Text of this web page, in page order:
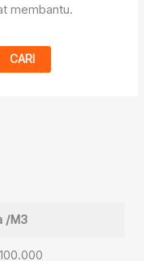
membantu.
/M3